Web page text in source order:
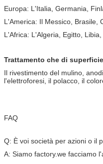
Europa: L'Italia, Germania,
L'America: Il Messico, Brasile,
L'Africa: L'Algeria, Egitto,
Trattamento che di
Il rivestimento del mulino,
l'elettroforesi, il polacco, il
FAQ
Q: È voi società per azioni o il
A: Siamo factory.we facciamo